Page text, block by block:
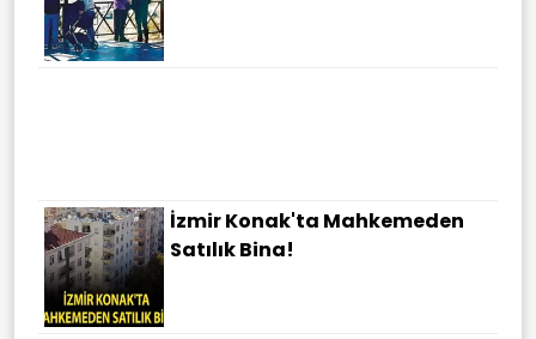
İzmir Konak'ta Mahkemeden
Satılık Bina!